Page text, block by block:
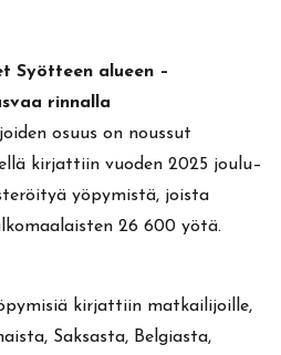
Syötteen alueen –
rinnalla
osuus on noussut
kirjattiin vuoden 2025 joulu–
yöpymistä, joista
26 600 yötä.
kirjattiin matkailijoille,
Saksasta, Belgiasta,